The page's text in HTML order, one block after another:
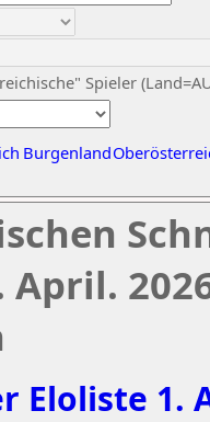
Spieler
Burgenland
Eloliste 1.